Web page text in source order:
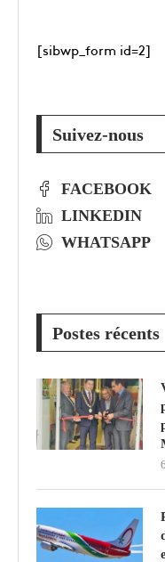
[sibwp_form id=2]
Suivez-nous
FACEBOOK
LINKEDIN
WHATSAPP
Postes récents